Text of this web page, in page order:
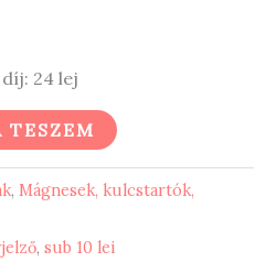
24 lej
TESZEM
, Mágnesek, kulcstartók,
, sub 10 lei